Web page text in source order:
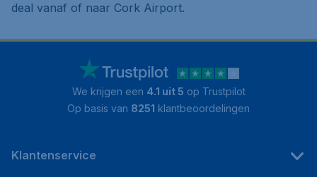
deal vanaf of naar Cork Airport.
We krijgen een 4.1 uit 5 op Trustpilot
Op basis van 8251 klantbeoordelingen
Klantenservice